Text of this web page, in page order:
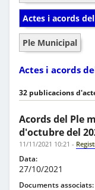
Actes i acords
Ple Municipal
Actes i acords
32 publicacions
Acords del Ple
d'octubre del
11/11/2021 10:21 -
Data:
27/10/2021
Documents associats: